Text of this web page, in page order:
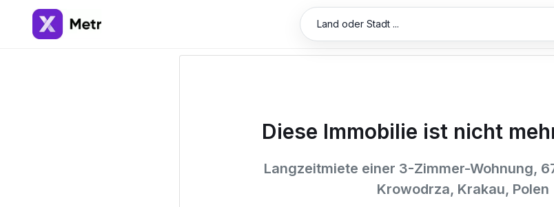
Land oder Stadt ...
Diese Immobilie ist nicht
Langzeitmiete einer 3-Zimmer-Wohnung,
Krowodrza, Krakau, Polen